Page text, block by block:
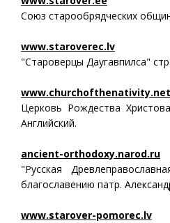
Союз старообрядческих
www.staroverec.lv
"Староверцы Даугавпилса"
www.churchofthenativity.net
Церковь Рождества
Английский.
ancient-orthodoxy.narod.ru
"Русская
благославению патр.
www.starover-pomorec.lv